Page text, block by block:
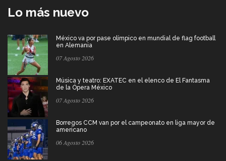
Lo más nuevo
México va por pase olímpico en mundial de flag football
en Alemania
07 Agosto 2026
Música y teatro: EXATEC en el elenco de El Fantasma
de la Ópera México
07 Agosto 2026
Borregos CCM van por el campeonato en liga mayor de
americano
06 Agosto 2026